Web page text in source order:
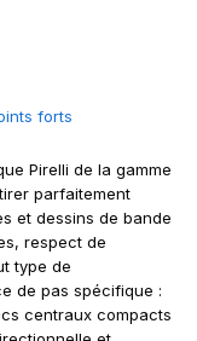
forts
Pirelli de la gamme
parfaitement
et dessins de bande
respect de
type de
de pas spécifique :
centraux compacts